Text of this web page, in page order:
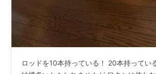
ロッドを10本持っている！ 20本持ってい